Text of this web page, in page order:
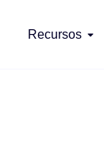
Recursos